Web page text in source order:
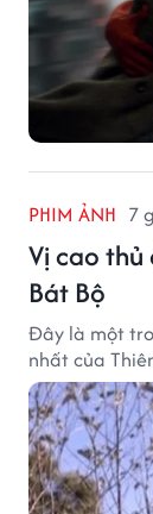
PHIM ẢNH 7
Vị cao
Bát Bộ
Đây là một
nhất của